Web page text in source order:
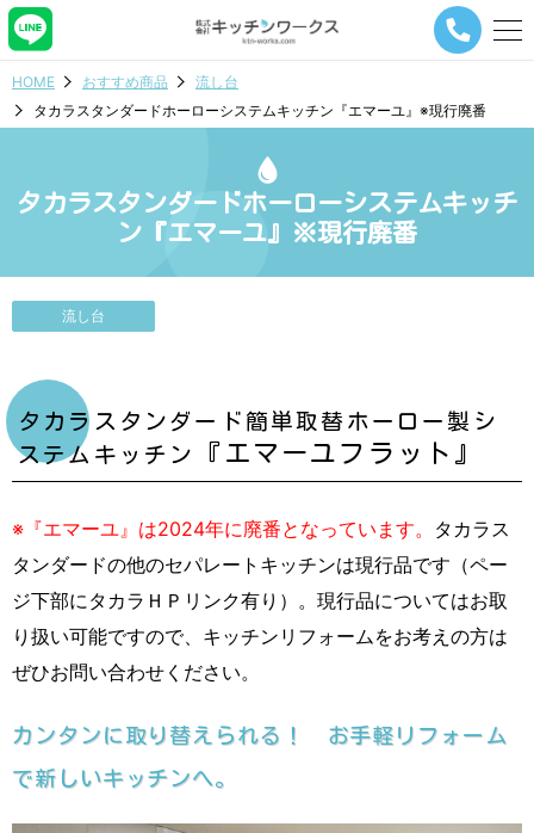
メ
ナ
ー
シ
ボ
HOME おすすめ商品
流し台
タカラスタンダードホーローシステムキッチン『エマーユ』※現行廃番
タカラスタンダードホーローシステムキッチ
ン『エマーユ』※現行廃番
流し台
タカラスタンダード簡単取替ホーロー製シ
ステムキッチン
『エマーユフラット』
※『エマーユ』は2024年に廃番となっています。 タカラス
タンダードの他のセパレートキッチンは現行品です（ペー
ジ下部にタカラＨＰリンク有り）。現行品についてはお取
り扱い可能ですので、キッチンリフォームをお考えの方は
ぜひお問い合わせください。
カンタンに取り替えられる！ お手軽リフォーム
で新しいキッチンへ。